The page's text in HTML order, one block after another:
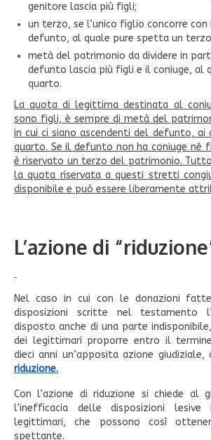
genitore lascia più figli;
un terzo, se l’unico figlio concorre con
defunto, al quale pure spetta un
metà del patrimonio da dividere in
defunto lascia più figli e il coniuge, al
quarto.
La quota di legittima destinata al
sono figli, è sempre di metà del
in cui ci siano ascendenti del defunto, ai
quarto. Se il defunto non ha coniuge né
è riservato un terzo del patrimonio.
la quota riservata a questi stretti
disponibile e può essere liberamente
L’azione di
Nel caso in cui con le donazioni
disposizioni scritte nel testamento
disposto anche di una parte
dei legittimari proporre entro il
dieci anni un’apposita azione giudiziale,
riduzione.
Con l’azione di riduzione si chiede al
l’inefficacia delle disposizioni
legittimari, che possono così
spettante.